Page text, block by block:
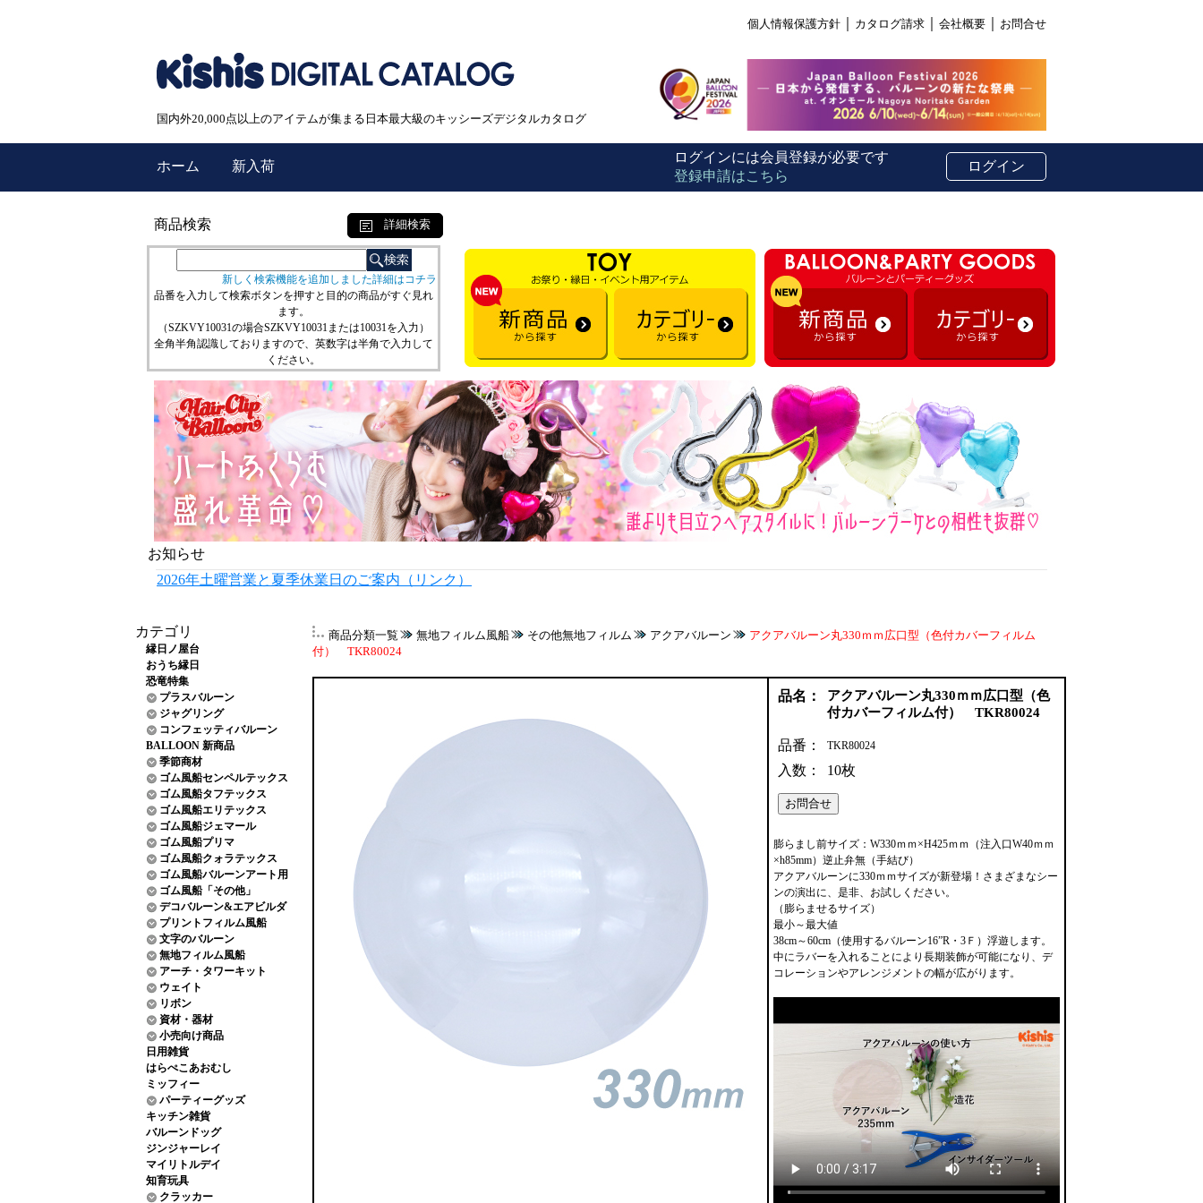
個人情報保護方針 カタログ請求 会社概要 お問合せ
国内外20,000点以上のアイテムが集まる日本最大級のキッシーズデジタルカタログ
ホーム 新入荷
ログインには会員登録が必要です
登録申請はこちら
ログイン
商品検索 詳細検索
新しく検索機能を追加しました詳細はコチラ
品番を入力して検索ボタンを押すと目的の商品がすぐ見れ
ます。
（SZKVY10031の場合SZKVY10031または10031を入力）
全角半角認識しておりますので、英数字は半角で入力して
ください。
お知らせ
2026年土曜営業と夏季休業日のご案内（リンク）
カテゴリ
縁日ノ屋台
おうち縁日
恐竜特集
プラスバルーン
ジャグリング
コンフェッティバルーン
BALLOON 新商品
季節商材
ゴム風船センペルテックス
ゴム風船タフテックス
ゴム風船エリテックス
ゴム風船ジェマール
ゴム風船プリマ
ゴム風船クォラテックス
ゴム風船バルーンアート用
ゴム風船「その他」
デコバルーン&エアビルダ
プリントフィルム風船
文字のバルーン
無地フィルム風船
アーチ・タワーキット
ウェイト
リボン
資材・器材
小売向け商品
日用雑貨
はらぺこあおむし
ミッフィー
パーティーグッズ
キッチン雑貨
バルーンドッグ
ジンジャーレイ
マイリトルデイ
知育玩具
クラッカー
商品分類一覧 無地フィルム風船 その他無地フィルム アクアバルーン
アクアバルーン丸330ｍｍ広口型（色付カバーフィルム
付） TKR80024
品名：
アクアバルーン丸330ｍｍ広口型（色
付カバーフィルム付） TKR80024
品番： TKR80024
入数： 10枚
膨らまし前サイズ：W330ｍｍ×H425ｍｍ（注入口W40ｍｍ
×h85mm）逆止弁無（手結び）
アクアバルーンに330ｍｍサイズが新登場！さまざまなシー
ンの演出に、是非、お試しください。
（膨らませるサイズ）
最小～最大値
38cm～60cm（使用するバルーン16”R・3Ｆ）浮遊します。
中にラバーを入れることにより長期装飾が可能になり、デ
コレーションやアレンジメントの幅が広がります。